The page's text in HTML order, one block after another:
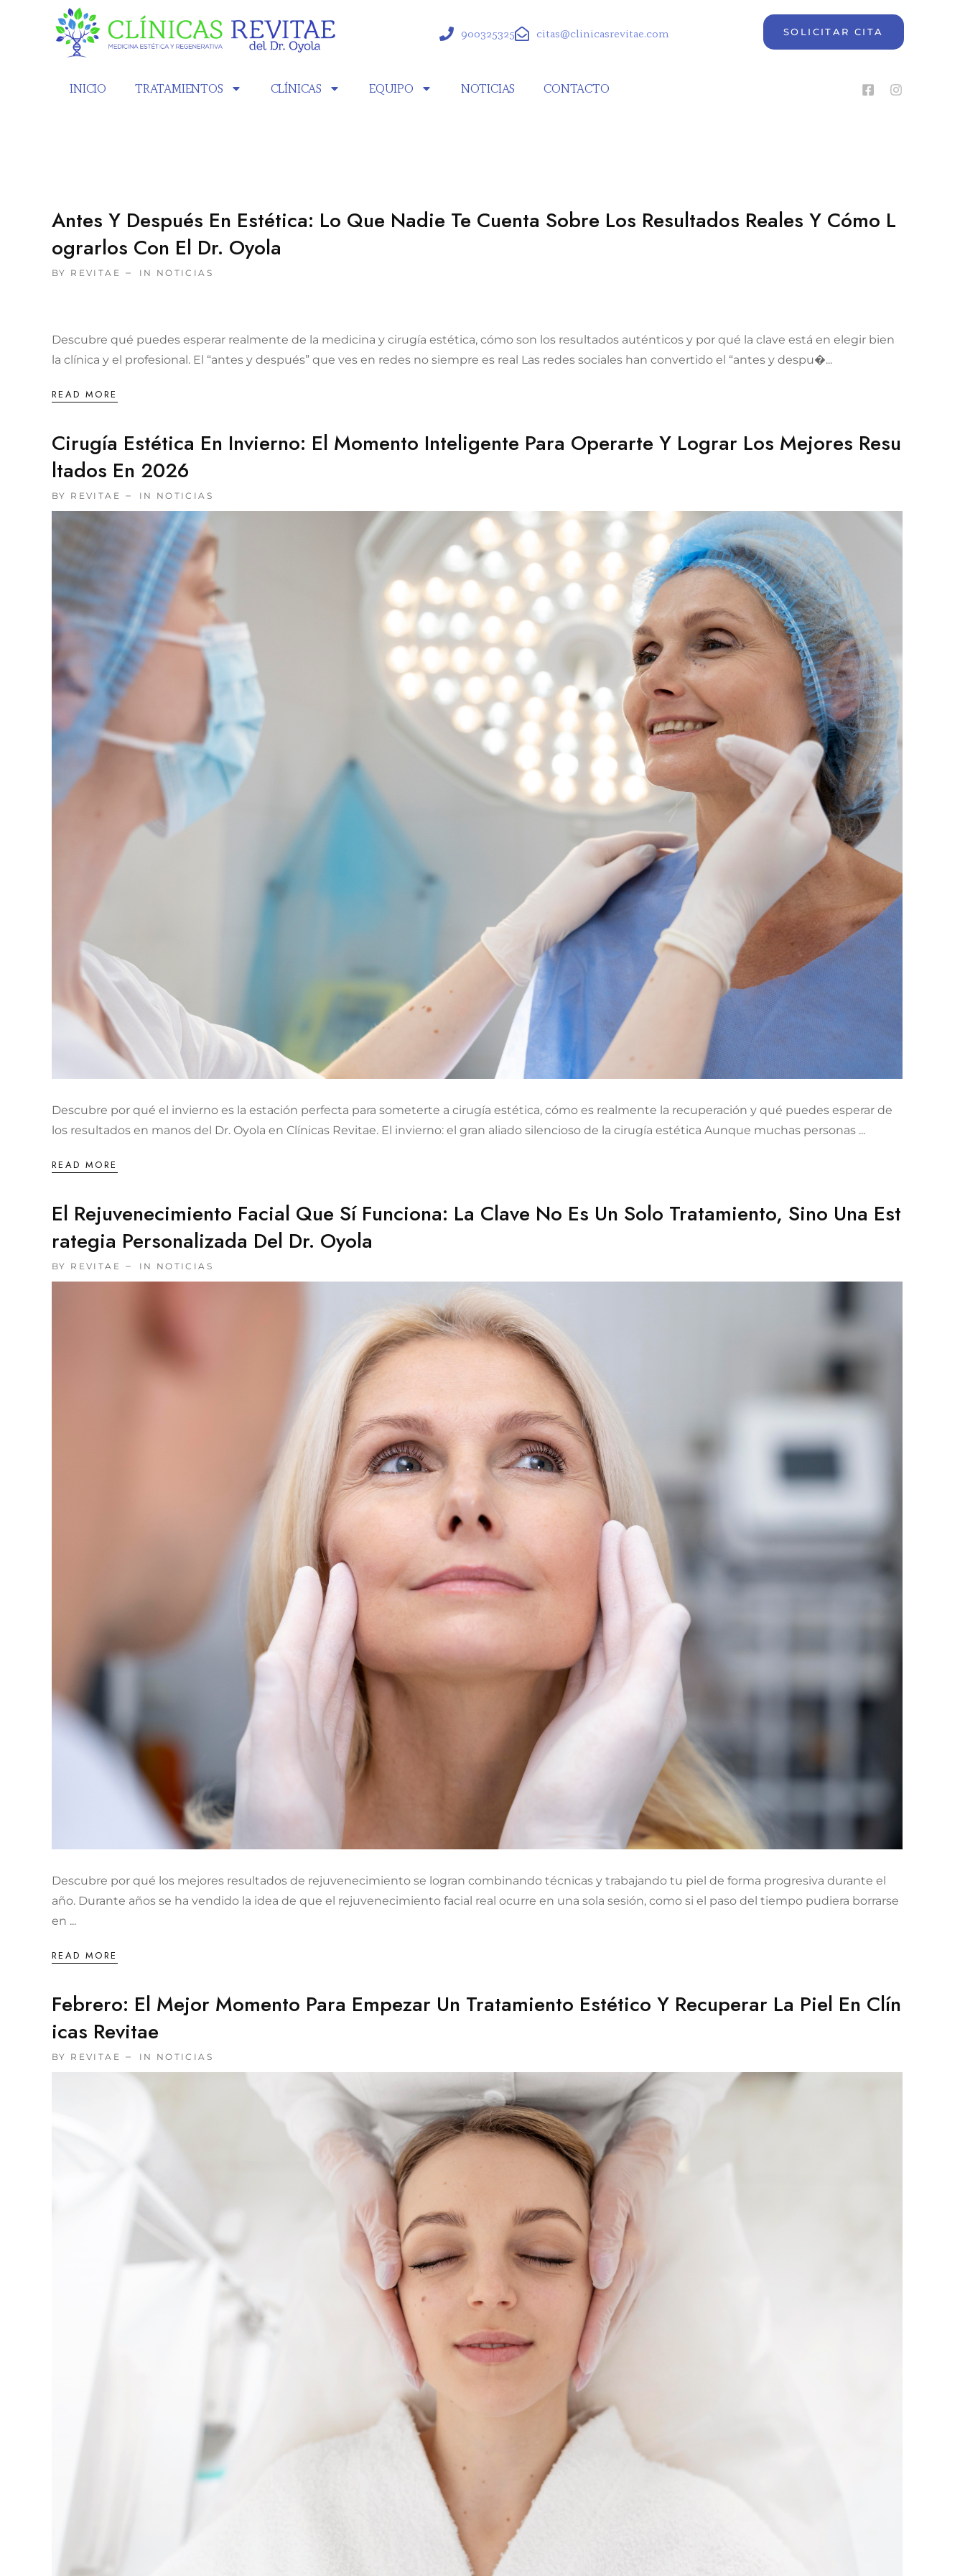
900325325 citas@clinicasrevitae.com SOLICITAR CITA
INICIO TRATAMIENTOS CLÍNICAS EQUIPO NOTICIAS CONTACTO
Antes Y Después En Estética: Lo Que Nadie Te Cuenta Sobre Los Resultados Reales Y Cómo L
Ograrlos Con El Dr. Oyola
BY REVITAE IN NOTICIAS
Descubre qué puedes esperar realmente de la medicina y cirugía estética, cómo son los resultados auténticos y por qué la clave está en elegir bien
la clínica y el profesional. El “antes y después” que ves en redes no siempre es real Las redes sociales han convertido el “antes y despu�...
READ MORE
Cirugía Estética En Invierno: El Momento Inteligente Para Operarte Y Lograr Los Mejores Resu
Ltados En 2026
BY REVITAE IN NOTICIAS
Descubre por qué el invierno es la estación perfecta para someterte a cirugía estética, cómo es realmente la recuperación y qué puedes esperar de
los resultados en manos del Dr. Oyola en Clínicas Revitae. El invierno: el gran aliado silencioso de la cirugía estética Aunque muchas personas ...
READ MORE
El Rejuvenecimiento Facial Que Sí Funciona: La Clave No Es Un Solo Tratamiento, Sino Una Est
Rategia Personalizada Del Dr. Oyola
BY REVITAE IN NOTICIAS
Descubre por qué los mejores resultados de rejuvenecimiento se logran combinando técnicas y trabajando tu piel de forma progresiva durante el
año. Durante años se ha vendido la idea de que el rejuvenecimiento facial real ocurre en una sola sesión, como si el paso del tiempo pudiera borrarse
en ...
READ MORE
Febrero: El Mejor Momento Para Empezar Un Tratamiento Estético Y Recuperar La Piel En Clín
Icas Revitae
BY REVITAE IN NOTICIAS